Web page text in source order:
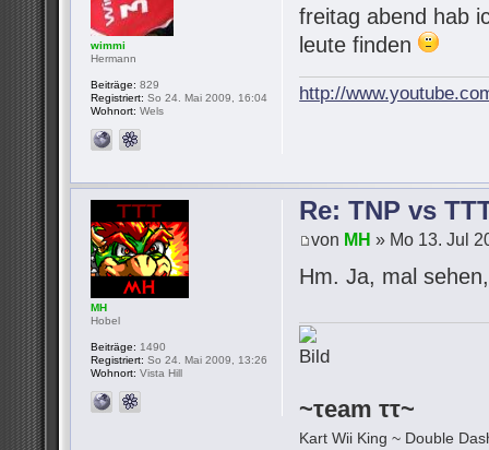
freitag abend hab
leute finden
http://
wimmi
Hermann
Beiträge: 829
Registriert: So 24. Mai 2009, 16:04
Wohnort: Wels
Re: TNP vs
von MH » Mo 13. Jul
Hm. Ja, mal
~τeam ττ~
Kart Wii King ~ Double
MH
Hobel
Beiträge: 1490
Registriert: So 24. Mai 2009, 13:26
Wohnort: Vista Hill